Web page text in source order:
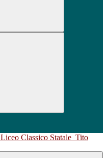
Liceo Classico Statale Tito